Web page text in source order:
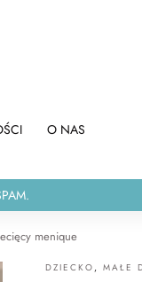
O NAS
menique
DZIECKO , MAŁE